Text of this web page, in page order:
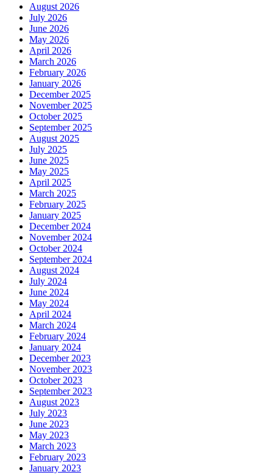
August 2026
July 2026
June 2026
May 2026
April 2026
March 2026
February 2026
January 2026
December 2025
November 2025
October 2025
September 2025
August 2025
July 2025
June 2025
May 2025
April 2025
March 2025
February 2025
January 2025
December 2024
November 2024
October 2024
September 2024
August 2024
July 2024
June 2024
May 2024
April 2024
March 2024
February 2024
January 2024
December 2023
November 2023
October 2023
September 2023
August 2023
July 2023
June 2023
May 2023
March 2023
February 2023
January 2023